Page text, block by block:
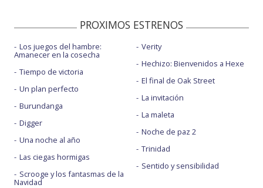
PROXIMOS ESTRENOS
Los juegos del hambre:
Amanecer en la cosecha
Tiempo de victoria
Un plan perfecto
Burundanga
Digger
Una noche al año
Las ciegas hormigas
Scrooge y los fantasmas de la
Navidad
Verity
Hechizo: Bienvenidos a Hexe
El final de Oak Street
La invitación
La maleta
Noche de paz 2
Trinidad
Sentido y sensibilidad